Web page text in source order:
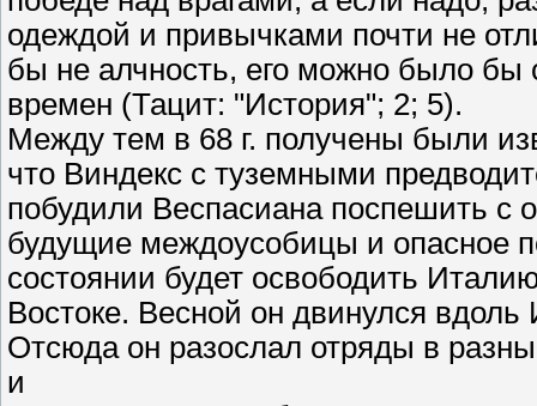
одеждой и привычками почти не
бы не алчность, его можно было бы
времен (Тацит: "История"; 2; 5).
Между тем в 68 г. получены были
что Виндекс с туземными
побудили Веспасиана поспешить с
будущие междоусобицы и опасное
состоянии будет освободить
Востоке. Весной он двинулся
Отсюда он разослал отряды в
и